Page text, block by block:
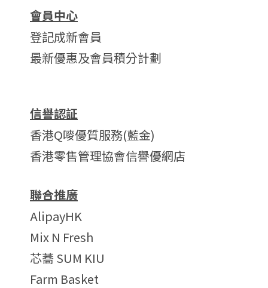
會員中心
登記成新會員
最新優惠及會員積分計劃
信譽認証
香港Q嘜優質服務(藍金)
香港零售管理協會信譽優網店
聯合推廣
AlipayHK
Mix N Fresh
芯蕎 SUM KIU
Farm Basket